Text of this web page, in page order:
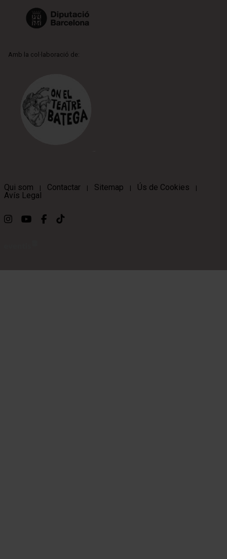
Amb la col·laboració de:
Qui som | Contactar | Sitemap | Ús de Cookies |
Avís Legal
Link a instagram
Link a youtube
Link a facebook
Link a ticktok